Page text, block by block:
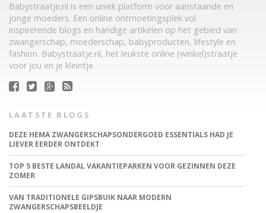
Babystraatje.nl is een uniek platform voor aanstaande en
jonge moeders. Een online ontmoetingsplek vol
inspirerende blogs en handige artikelen op het gebied van
zwangerschap, moederschap, babyproducten, lifestyle en
fashion. Babystraatje.nl, het leukste online (winkel)straatje
voor jou en je kleintje.
LAATSTE BLOGS
DEZE HEMA ZWANGERSCHAPSONDERGOED ESSENTIALS HAD JE
LIEVER EERDER ONTDEKT
TOP 5 BESTE LANDAL VAKANTIEPARKEN VOOR GEZINNEN DEZE
ZOMER
VAN TRADITIONELE GIPSBUIK NAAR MODERN
ZWANGERSCHAPSBEELDJE